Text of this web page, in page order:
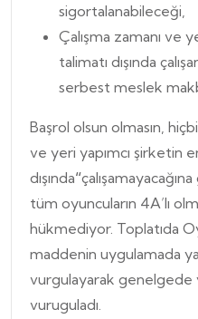
sigortalanabileceği,
Çalışma zamanı ve
talimatı dışında
serbest meslek
Başrol olsun olmasın,
ve yeri yapımcı şirketin
dışında“
tüm oyuncuların 4A’lı
hükmediyor. Toplatıda
maddenin uygulamada
vurgulayarak genelgede
vuruguladı.